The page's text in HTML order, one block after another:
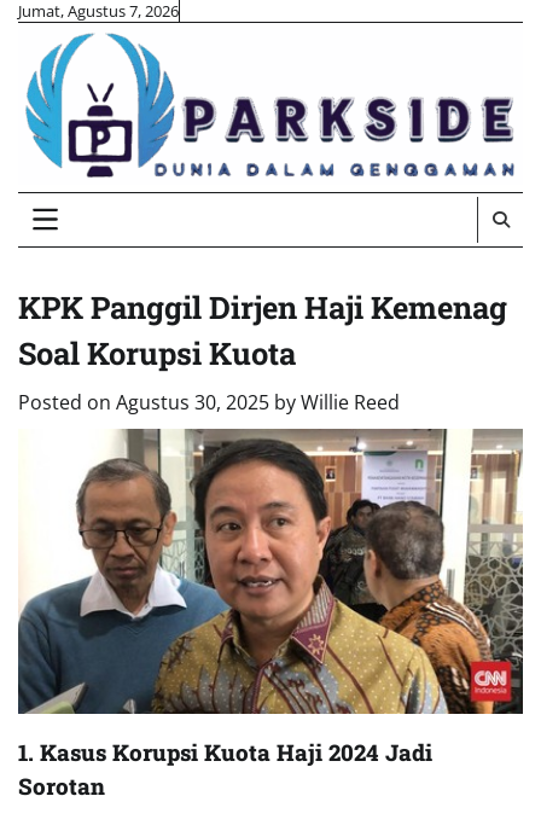
Skip
content
Jumat, Agustus 7, 2026
KPK Panggil Dirjen Haji Kemenag
Soal Korupsi Kuota
Posted on Agustus 30, 2025 byWillie Reed
1. Kasus Korupsi Kuota Haji 2024 Jadi
Sorotan